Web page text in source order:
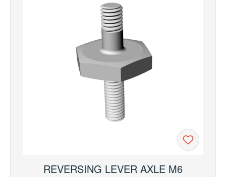
REVERSING LEVER AXLE M6